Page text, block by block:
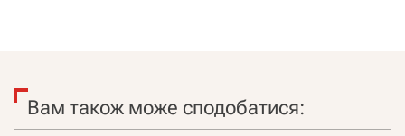
Вам також може сподобатися: